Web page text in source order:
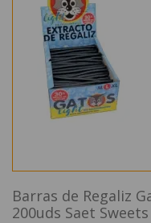
Barras de Regaliz
200uds Saet Sweets